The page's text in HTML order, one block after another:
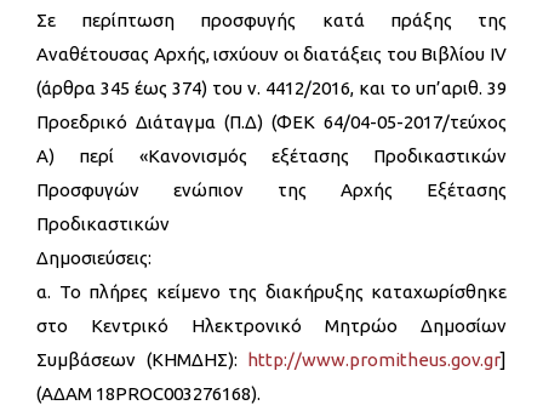
Σε περίπτωση προσφυγής κατά πράξης της
Αναθέτουσας Αρχής, ισχύουν οι διατάξεις του Βιβλίου ΙV
(άρθρα 345 έως 374) του ν. 4412/2016, και το υπ’αριθ. 39
Προεδρικό Διάταγμα (Π.Δ) (ΦΕΚ 64/04-05-2017/τεύχος
Α) περί «Κανονισμός εξέτασης Προδικαστικών
Προσφυγών ενώπιον της Αρχής Εξέτασης
Προδικαστικών
Δημοσιεύσεις:
α. Το πλήρες κείμενο της διακήρυξης καταχωρίσθηκε
στο Κεντρικό Ηλεκτρονικό Μητρώο Δημοσίων
Συμβάσεων (ΚΗΜΔΗΣ): http://www.promitheus.gov.gr]
(ΑΔΑΜ 18PROC003276168).